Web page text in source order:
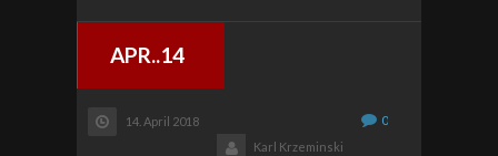
APR..14
14. April 2018
0
Karl Krzeminski